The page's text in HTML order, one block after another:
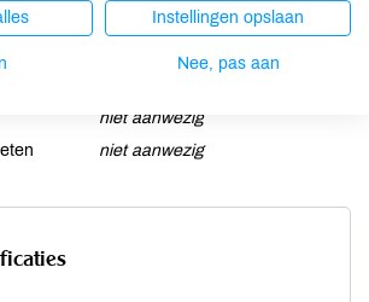
niet aanwezig
niet aanwezig
niet aanwezig
niet aanwezig
Instellingen opslaan
Nee, pas aan